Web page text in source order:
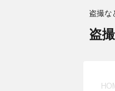
盗撮な
盗